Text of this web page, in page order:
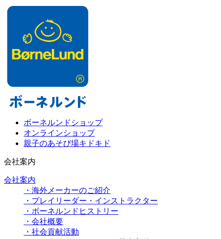
ボーネルンドショップ
オンラインショップ
親子のあそび場キドキド
会社案内
会社案内
・海外メーカーのご紹介
・プレイリーダー・インストラクター
・ボーネルンドヒストリー
・会社概要
・社会貢献活動